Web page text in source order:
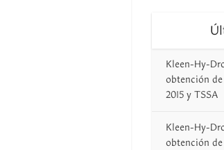
Kleen-Hy-
obtención
2015 y TSSA
Kleen-Hy-
obtención